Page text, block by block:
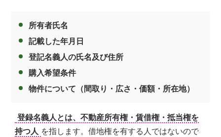
所有者氏名
記載した年月日
登記名義人の氏名及び住所
購入希望条件
物件について（間取り・広さ・価額・所在地）
登録名義人とは、不動産所有権・賃借権・抵当権を
持つ人 を指します。借地権を有する人ではないので